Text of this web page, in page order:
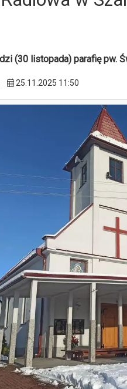
(30 listopada) parafię pw.
25.11.2025 11:50